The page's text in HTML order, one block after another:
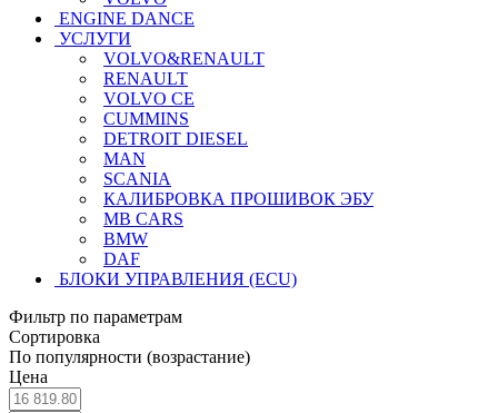
ENGINE DANCE
УСЛУГИ
VOLVO&RENAULT
RENAULT
VOLVO CE
CUMMINS
DETROIT DIESEL
MAN
SCANIA
КАЛИБРОВКА ПРОШИВОК ЭБУ
MB CARS
BMW
DAF
БЛОКИ УПРАВЛЕНИЯ (ECU)
Фильтр по параметрам
Сортировка
По популярности (возрастание)
Цена